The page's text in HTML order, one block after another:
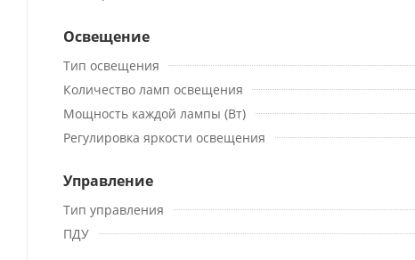
Освещение
Тип освещения
Количество ламп освещения
Мощность каждой лампы (Вт)
Регулировка яркости освещения
Управление
Тип управления
ПДУ